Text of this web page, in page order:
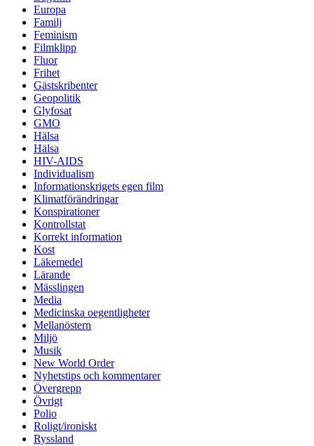
Europa
Familj
Feminism
Filmklipp
Fluor
Frihet
Gästskribenter
Geopolitik
Glyfosat
GMO
Hälsa
Hälsa
HIV-AIDS
Individualism
Informationskrigets egen film
Klimatförändringar
Konspirationer
Kontrollstat
Korrekt information
Kost
Läkemedel
Lärande
Mässlingen
Media
Medicinska oegentligheter
Mellanöstern
Miljö
Musik
New World Order
Nyhetstips och kommentarer
Övergrepp
Övrigt
Polio
Roligt/ironiskt
Ryssland